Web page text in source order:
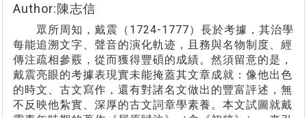
Author:陳志信
眾所周知，戴震（1724-1777）長於考據，其治學
每能追溯文字、聲音的演化軌迹，且務與名物制度、經
傳注疏相參覈，從而獲得豐碩的成績。然須留意的是，
戴震亮眼的考據表現實未能掩蓋其文章成就：像他出色
的時文、古文寫作，還有對諸名文做出的豐富評述，無
不反映他紮實、深厚的古文詞章學素養。本文試圖就戴